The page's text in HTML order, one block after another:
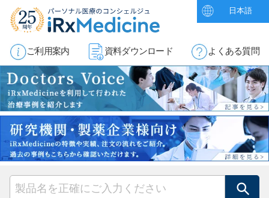
日本語
ご利用案内 資料ダウンロード よくある質問
検索